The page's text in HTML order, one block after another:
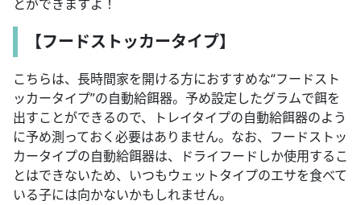
とができますよ！
【フードストッカータイプ】
こちらは、長時間家を開ける方におすすめな“フードスト
ッカータイプ”の自動給餌器。予め設定したグラムで餌を
出すことができるので、トレイタイプの自動給餌器のよう
に予め測っておく必要はありません。なお、フードストッ
カータイプの自動給餌器は、ドライフードしか使用するこ
とはできないため、いつもウェットタイプのエサを食べて
いる子には向かないかもしれません。